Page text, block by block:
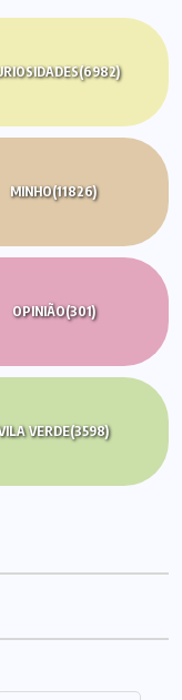
(6982)
MINHO(11826)
OPINIÃO(301)
VERDE(3598)